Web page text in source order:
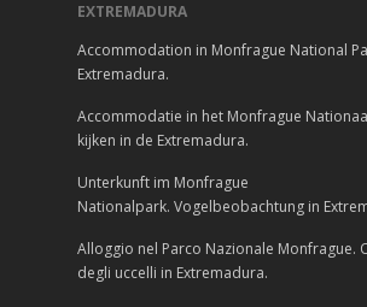
EXTREMADURA
Accommodation in Monfrague National
Extremadura.
Accommodatie in het Monfrague
kijken in de Extremadura.
Unterkunft im Monfrague
Nationalpark. Vogelbeobachtung in
Alloggio nel Parco Nazionale Monfrague.
degli uccelli in Extremadura.